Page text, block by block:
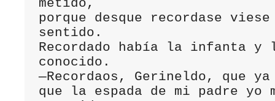
metido,
porque desque recordase viese
sentido.
Recordado había la infanta y
conocido.
—Recordaos, Gerineldo, que
que la espada de mi padre yo